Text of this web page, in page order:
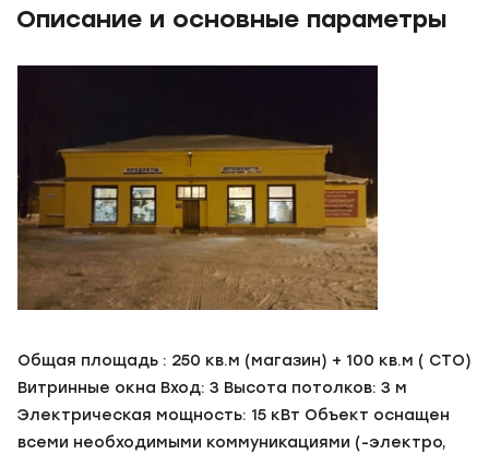
Описание и основные параметры
Общая площадь : 250 кв.м (магазин) + 100 кв.м ( СТО)
Витринные окна Вход: 3 Высота потолков: 3 м
Электрическая мощность: 15 кВт Объект оснащен
всеми необходимыми коммуникациями (-электро,